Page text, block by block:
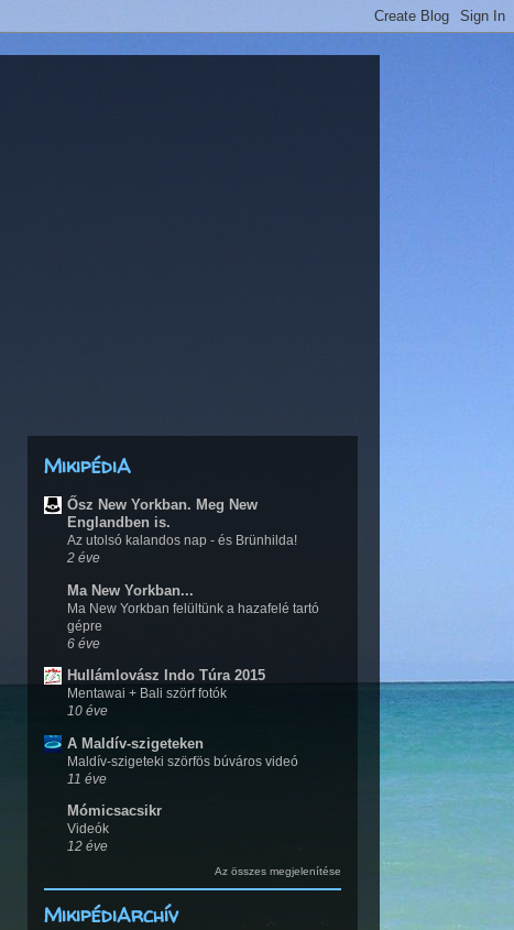
MikipédiA
Ősz New Yorkban. Meg New
Englandben is.
Az utolsó kalandos nap - és Brünhilda!
2 éve
Ma New Yorkban...
Ma New Yorkban felültünk a hazafelé tartó
gépre
6 éve
Hullámlovász Indo Túra 2015
Mentawai + Bali szörf fotók
10 éve
A Maldív-szigeteken
Maldív-szigeteki szörfös búváros videó
11 éve
Mómicsacsikr
Videók
12 éve
Az összes megjelenítése
MikipédiArchív